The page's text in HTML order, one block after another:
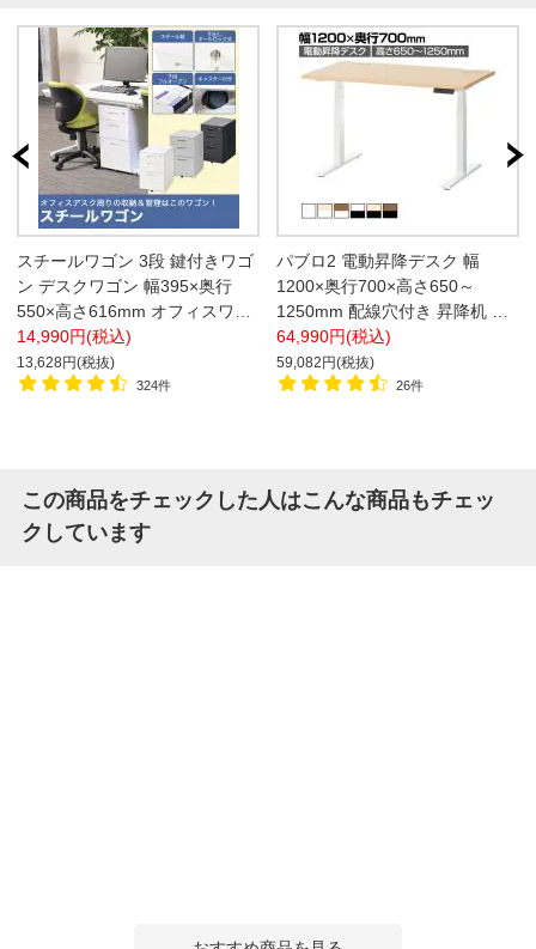
スチールワゴン 3段 鍵付きワゴ
ン デスクワゴン 幅395×奥行
550×高さ616mm オフィスワゴ
ン サイドワゴン キャスター付
き
14,990円(税込)
13,628円(税抜)
324件
パブロ2 電動昇降デスク 幅
1200×奥行700×高さ650～
1250mm 配線穴付き 昇降机 高
さ調整デスク 自動昇降デスク
【天板)ホワイト・ナチュラル
脚)ホワイト:販売終了】
64,990円(税込)
59,082円(税抜)
26件
この商品をチェックした人はこんな商品もチェッ
クしています